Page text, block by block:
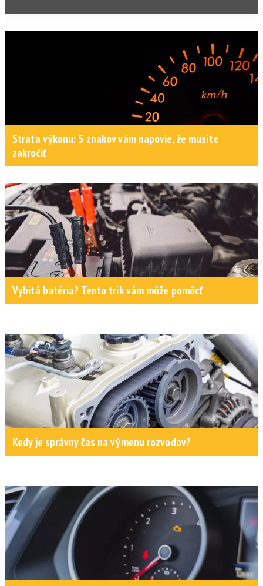
Strata výkonu: 5 znakov vám napovie, že musíte
zakročiť
Vybitá batéria? Tento trik vám môže pomôcť
Kedy je správny čas na výmenu rozvodov?